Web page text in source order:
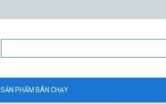
SẢN PHẨM BÁN CHẠY